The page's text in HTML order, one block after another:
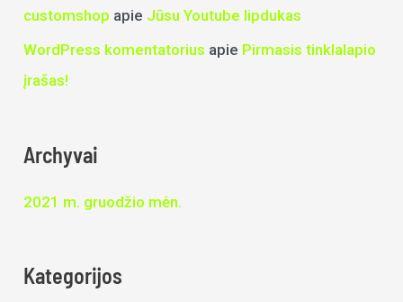
customshop apie Jūsu Youtube lipdukas
WordPress komentatorius apie Pirmasis tinklalapio
įrašas!
Archyvai
2021 m. gruodžio mėn.
Kategorijos